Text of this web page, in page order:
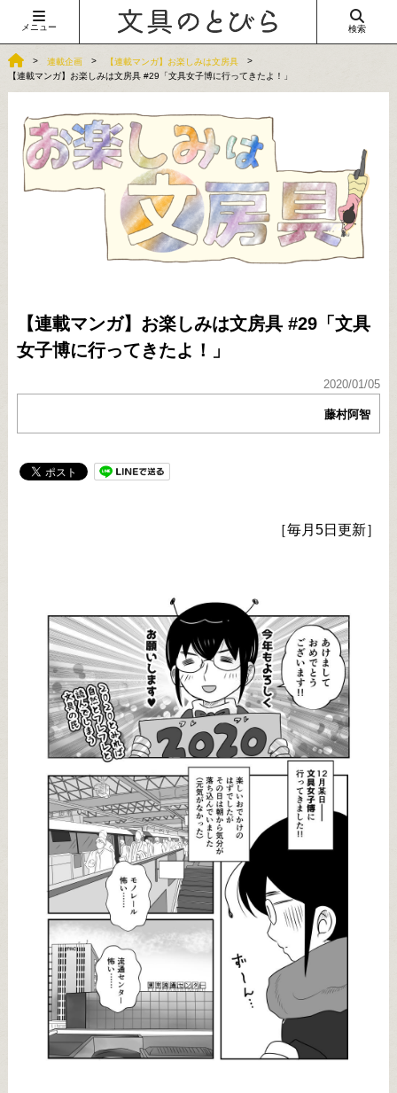
メニュー 検索
連載企画
【連載マンガ】お楽しみは文房具
【連載マンガ】お楽しみは文房具 #29「文具女子博に行ってきたよ！」
【連載マンガ】お楽しみは文房具 #29「文具
女子博に行ってきたよ！」
2020/01/05
藤村阿智
［毎月5日更新］